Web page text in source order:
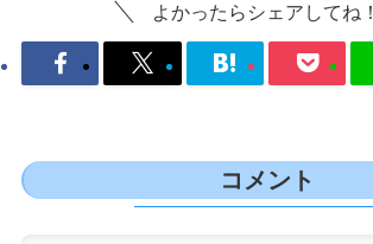
よかったらシェアしてね！
コメント